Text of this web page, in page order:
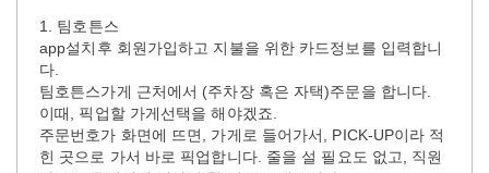
1. 팀호튼스
app설치후 회원가입하고 지불을 위한 카드정보를 입력합니
다.
팀호튼스가게 근처에서 (주차장 혹은 자택)주문을 합니다.
이때, 픽업할 가게선택을 해야겠죠.
주문번호가 화면에 뜨면, 가게로 들어가서, PICK-UP이라 적
힌 곳으로 가서 바로 픽업합니다. 줄을 설 필요도 없고, 직원